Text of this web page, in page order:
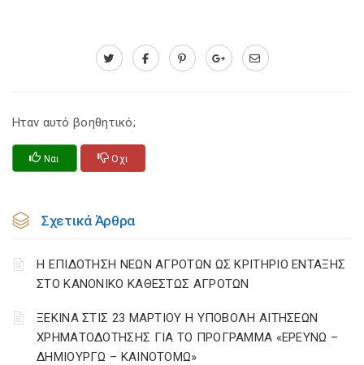
Ηταν αυτό βοηθητικό;
Ναι Οχι
Σχετικά Άρθρα
Η ΕΠΙΔΟΤΗΣΗ ΝΕΩΝ ΑΓΡΟΤΩΝ ΩΣ ΚΡΙΤΗΡΙΟ ΕΝΤΑΞΗΣ
ΣΤΟ ΚΑΝΟΝΙΚΟ ΚΑΘΕΣΤΩΣ ΑΓΡΟΤΩΝ
ΞΕΚΙΝΑ ΣΤΙΣ 23 ΜΑΡΤΙΟΥ Η ΥΠΟΒΟΛΗ ΑΙΤΗΣΕΩΝ
ΧΡΗΜΑΤΟΔΟΤΗΣΗΣ ΓΙΑ ΤΟ ΠΡΟΓΡΑΜΜΑ «ΕΡΕΥΝΩ –
ΔΗΜΙΟΥΡΓΩ – ΚΑΙΝΟΤΟΜΩ»